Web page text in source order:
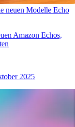
neuen Modelle Echo
Amazon Echos,
2025